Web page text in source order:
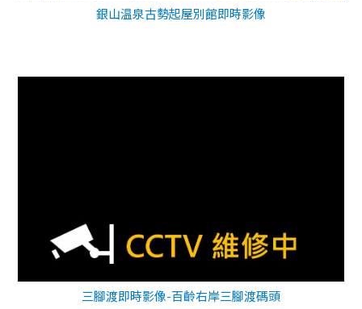
銀山温泉古勢起屋別館即時影像
三腳渡即時影像-百齡右岸三腳渡碼頭